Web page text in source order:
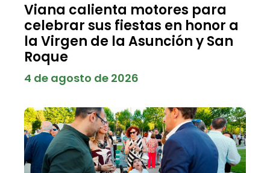
Viana calienta motores para
celebrar sus fiestas en honor a
la Virgen de la Asunción y San
Roque
4 de agosto de 2026